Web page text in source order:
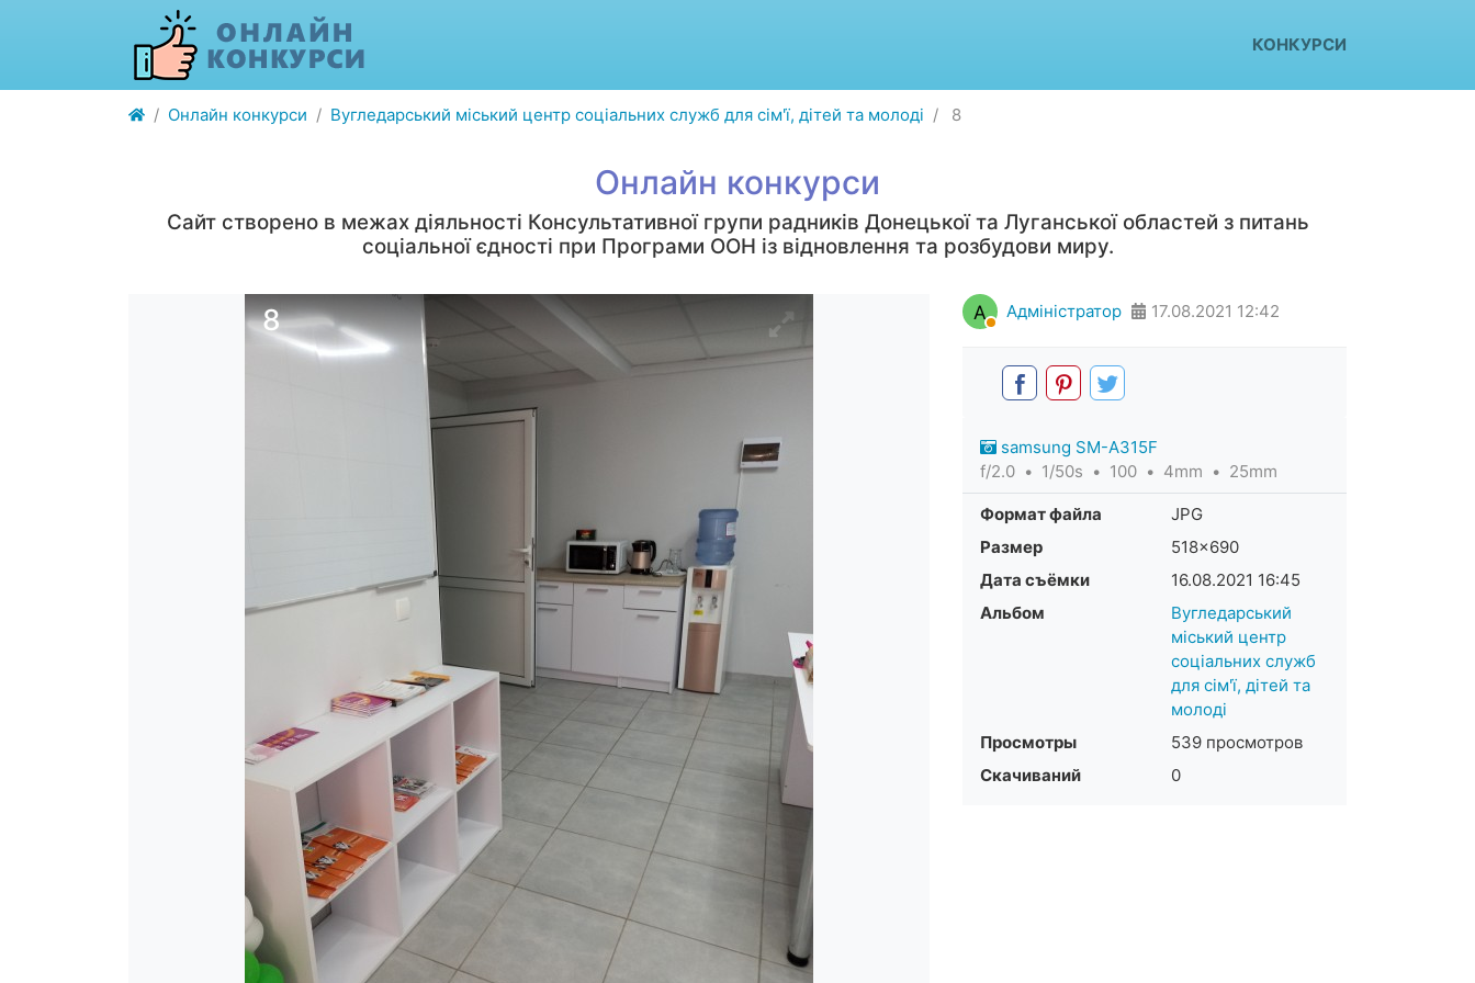
КОНКУРСИ
Онлайн конкурси Вугледарський міський центр соціальних служб для сім'ї, дітей та молоді 8
Онлайн конкурси
Сайт створено в межах діяльності Консультативної групи радників Донецької та Луганської областей з питань
соціальної єдності при Програми ООН із відновлення та розбудови миру.
8 А Адміністратор 17.08.2021 12:42
samsung SM-A315F
f/2.0
1/50s 100 4mm 25mm
Формат файла
JPG
Размер
518×690
Дата съёмки
16.08.2021 16:45
Альбом
Вугледарський
міський центр
соціальних служб
для сім'ї, дітей та
молоді
Просмотры
539 просмотров
Скачиваний
0